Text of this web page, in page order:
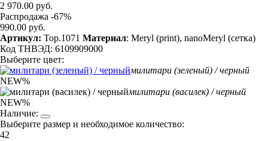
2 970.00 руб.
Распродажа -67%
990.00 руб.
Артикул: Top.1071 Материал: Meryl (print), nanoMeryl (сетка)
Код ТНВЭД: 6109909000
Выберите цвет:
милитари (зеленый) / черный
NEW%
милитари (василек) / черный
NEW%
Наличие:
Выберите размер и необходимое количество:
42